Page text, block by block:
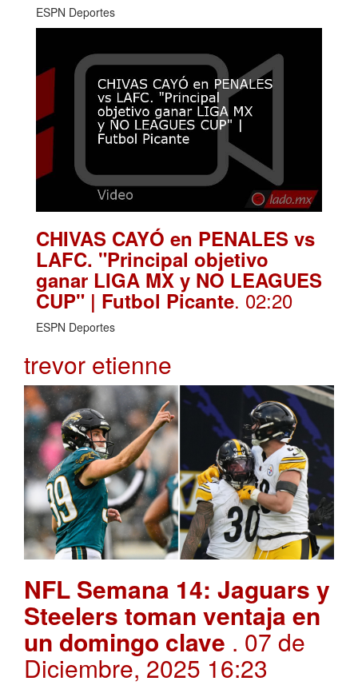
ESPN Deportes
CHIVAS CAYÓ en PENALES vs
LAFC. "Principal objetivo
ganar LIGA MX y NO LEAGUES
CUP" | Futbol Picante. 02:20
ESPN Deportes
trevor etienne
NFL Semana 14: Jaguars y
Steelers toman ventaja en
un domingo clave . 07 de
Diciembre, 2025 16:23